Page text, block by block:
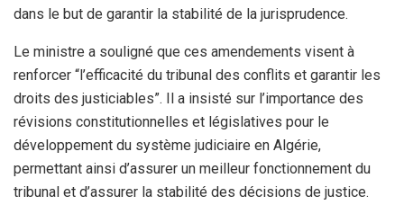
dans le but de garantir la stabilité de la jurisprudence.
Le ministre a souligné que ces amendements visent à
renforcer “l’efficacité du tribunal des conflits et garantir les
droits des justiciables”. Il a insisté sur l’importance des
révisions constitutionnelles et législatives pour le
développement du système judiciaire en Algérie,
permettant ainsi d’assurer un meilleur fonctionnement du
tribunal et d’assurer la stabilité des décisions de justice.